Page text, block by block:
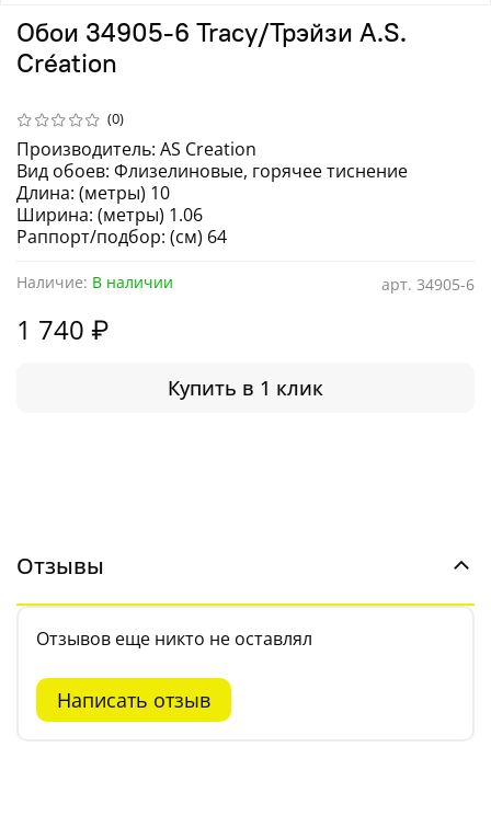
(0)
арт. 34905-6
Наличие: В наличии
Обои 34905-6 Tracy/Трэйзи A.S.
Création
1 740 ₽
Купить в 1 клик
Производитель: AS Creation
Вид обоев: Флизелиновые, горячее тиснение
Длина: (метры) 10
Ширина: (метры) 1.06
Раппорт/подбор: (см) 64
Отзывы
Отзывов еще никто не оставлял
Написать отзыв